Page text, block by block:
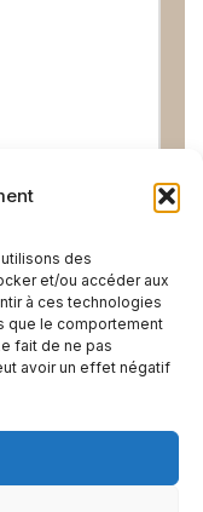
des
et/ou accéder aux
à ces technologies
que le comportement
fait de ne pas
avoir un effet négatif
SUIVANT